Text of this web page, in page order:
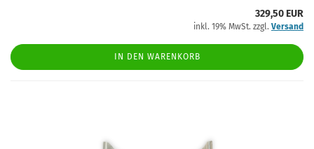
329,50 EUR
inkl. 19% MwSt. zzgl. Versand
IN DEN WARENKORB